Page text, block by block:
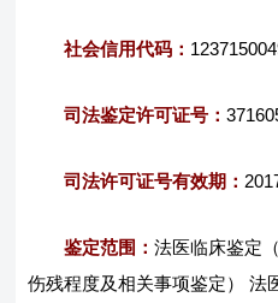
社会信用代码：
司法鉴定许可证号：
司法许可证号有效期：
鉴定范围：法医临床鉴定
伤残程度及相关事项鉴定）